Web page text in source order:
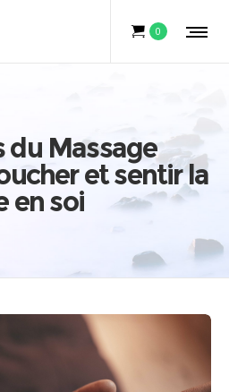
0
du Massage
et sentir la
en soi